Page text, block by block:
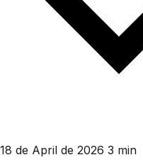
18 de April de 2026 3 min